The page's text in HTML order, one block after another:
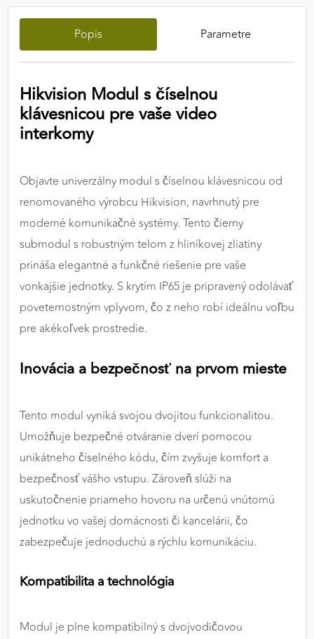
Popis Parametre
Hikvision Modul s číselnou
klávesnicou pre vaše video
interkomy
Objavte univerzálny modul s číselnou klávesnicou od
renomovaného výrobcu Hikvision, navrhnutý pre
moderné komunikačné systémy. Tento čierny
submodul s robustným telom z hliníkovej zliatiny
prináša elegantné a funkčné riešenie pre vaše
vonkajšie jednotky. S krytím IP65 je pripravený odolávať
poveternostným vplyvom, čo z neho robí ideálnu voľbu
pre akékoľvek prostredie.
Inovácia a bezpečnosť na prvom mieste
Tento modul vyniká svojou dvojitou funkcionalitou.
Umožňuje bezpečné otváranie dverí pomocou
unikátneho číselného kódu, čím zvyšuje komfort a
bezpečnosť vášho vstupu. Zároveň slúži na
uskutočnenie priameho hovoru na určenú vnútornú
jednotku vo vašej domácnosti či kancelárii, čo
zabezpečuje jednoduchú a rýchlu komunikáciu.
Kompatibilita a technológia
Modul je plne kompatibilný s dvojvodičovou
MARKETINGOVÉ COOKIES
stránkami. Umožňujú nám a našim partnerom
zobrazovať cielenú a relevantnú reklamu, a to na
našom webe aj v reklamných sieťach tretích strán.
Poskytovateľ: Google